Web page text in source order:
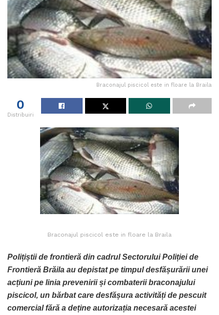
Braconajul piscicol este in floare la Braila
0
Distribuiri
Braconajul piscicol este in floare la Braila
Polițiștii de frontieră din cadrul Sectorului Poliției de
Frontieră Brăila au depistat pe timpul desfășurării unei
acțiuni pe linia prevenirii și combaterii braconajului
piscicol, un bărbat care desfășura activități de pescuit
comercial fără a deține autorizația necesară acestei